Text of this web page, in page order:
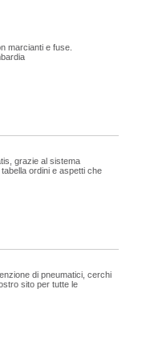
marcianti e fuse.
grazie al sistema
ordini e aspetti che
di pneumatici, cerchi
sito per tutte le